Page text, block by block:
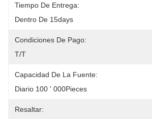
Tiempo De Entrega:
Dentro De 15days
Condiciones De Pago:
T/T
Capacidad De La Fuente:
Diario 100 ' 000Pieces
Resaltar: